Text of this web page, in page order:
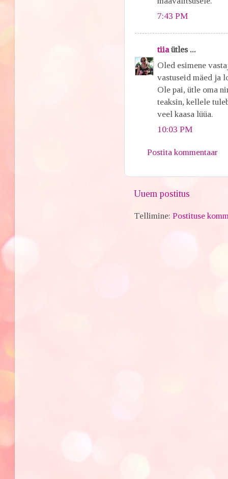
7:43 PM
tiia ütles ...
Oled esimene
vastuseid mäed ja
Ole pai, ütle oma
teaksin, kellele
veel kaasa lüüa.
10:03 PM
Postita kommentaar
Uuem postitus
Tellimine:Postituse